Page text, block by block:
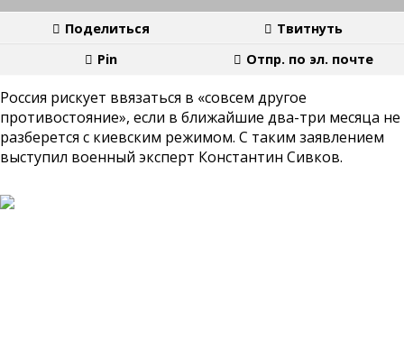
Поделиться
Твитнуть
Pin
Отпр. по эл. почте
Россия рискует ввязаться в «совсем другое
противостояние», если в ближайшие два-три месяца не
разберется с киевским режимом. С таким заявлением
выступил военный эксперт Константин Сивков.